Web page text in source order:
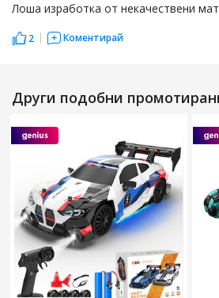
Лоша изработка от некачествени
2 Коментирай
Други подобни